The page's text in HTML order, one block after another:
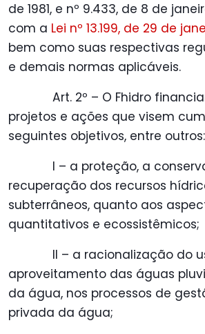
de 1981, e nº 9.433, de 8 de
com a Lei nº 13.199, de 29 de
bem como suas respectivas
e demais normas aplicáveis.
Art. 2º – O Fhidro
projetos e ações que visem
seguintes objetivos, entre outros:
I – a proteção, a
recuperação dos recursos
subterrâneos, quanto aos
quantitativos e ecossistêmicos;
II – a racionalização do
aproveitamento das águas
da água, nos processos de
privada da água;